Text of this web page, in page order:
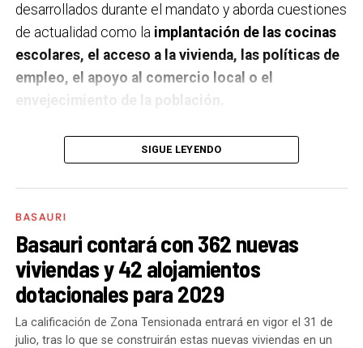
desarrollados durante el mandato y aborda cuestiones
de actualidad como la implantación de las cocinas
escolares, el acceso a la vivienda, las políticas de
empleo, el apoyo al comercio local o el
envejecimiento de la población.
A un año de acabar la legislatura, ¿qué balance
haces de la gestión del PSE en tus áreas dentro
del equipo de gobierno y qué proyectos
los gobiernos sirve para transformar y mejorar la vida
de las personas y, por eso, tan importante como la
gestión en las áreas de nuestra responsabilidad es la
impronta que marcamos en cuáles son las prioridades
del equipo de gobierno.
SIGUE LEYENDO
BASAURI
Basauri contará con 362 nuevas
viviendas y 42 alojamientos
dotacionales para 2029
La calificación de Zona Tensionada entrará en vigor el 31 de
julio, tras lo que se construirán estas nuevas viviendas en un